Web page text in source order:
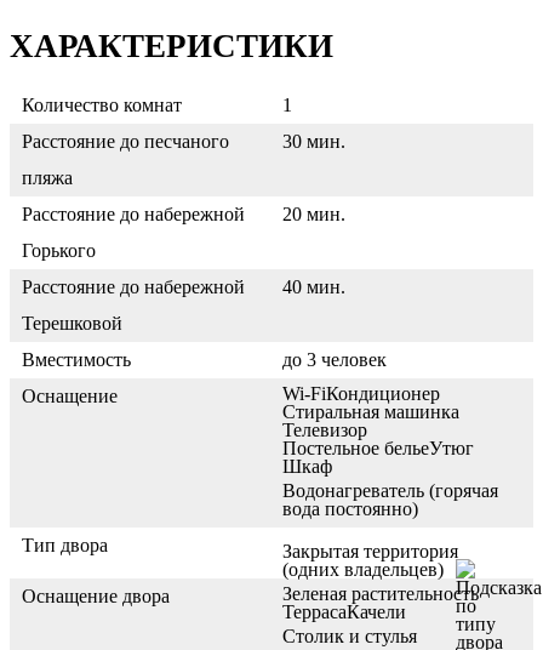
ХАРАКТЕРИСТИКИ
Количество комнат
1
Расстояние до песчаного
пляжа
30 мин.
Расстояние до набережной
Горького
20 мин.
Расстояние до набережной
Терешковой
40 мин.
Вместимость
до 3 человек
Оснащение
Wi-FiКондиционер
Стиральная машинка
Телевизор
Постельное бельеУтюг
Шкаф
Водонагреватель (горячая
вода постоянно)
Тип двора
Закрытая территория
(одних владельцев)
Оснащение двора
Зеленая растительность
ТеррасаКачели
Столик и стулья